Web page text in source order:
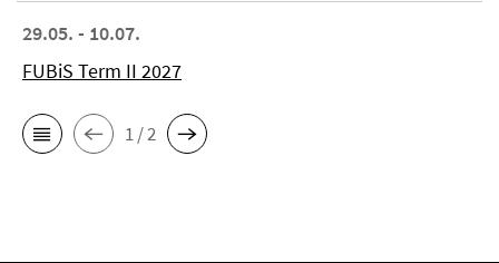
29.05. - 10.07.
FUBiS Term II 2027
1 / 2